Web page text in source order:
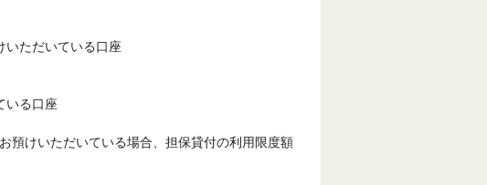
いただいている口座
いる口座
預けいただいている場合、担保貸付の利用限度額